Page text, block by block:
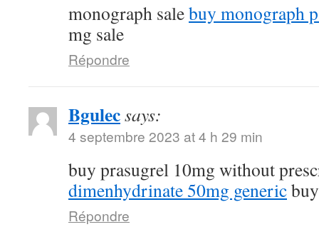
monograph salebuy monograph
mg sale
Répondre
Bgulecsays:
4 septembre 2023 at 4 h 29 min
buy prasugrel 10mg without
dimenhydrinate 50mg generic
Répondre